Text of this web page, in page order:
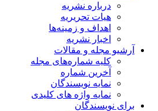
درباره نشریه
هیات تحریریه
اهداف و زمینه‌ها
اخبار نشریه
آرشیو مجله و مقالات
کلیه شماره‌های مجله
آخرین شماره
نمایه نویسندگان
نمایه واژه های کلیدی
برای نویسندگان